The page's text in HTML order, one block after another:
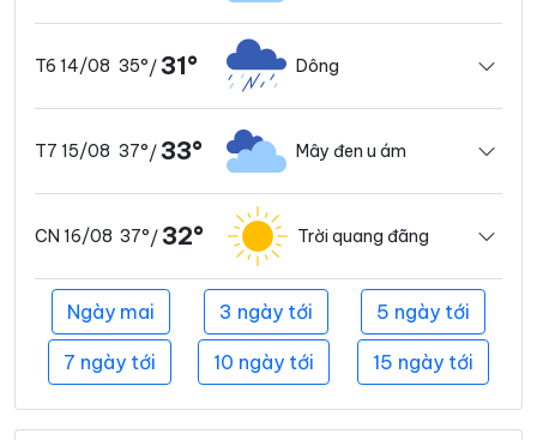
T6 14/08 35°/ 31° Dông
T7 15/08 37°/ 33° Mây đen u ám
CN 16/08 37°/ 32° Trời quang đãng
Ngày mai 3 ngày tới 5 ngày tới
7 ngày tới 10 ngày tới 15 ngày tới